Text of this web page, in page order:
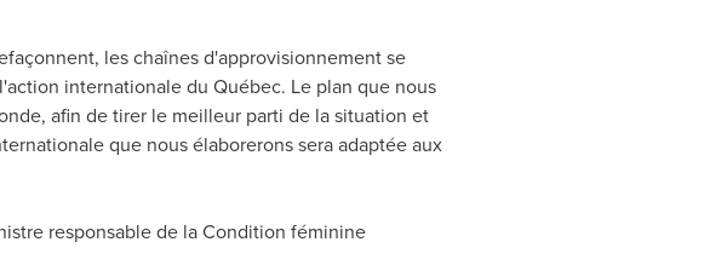
les chaînes d'approvisionnement se
internationale du Québec. Le plan que nous
afin de tirer le meilleur parti de la situation et
que nous élaborerons sera adaptée aux
responsable de la Condition féminine